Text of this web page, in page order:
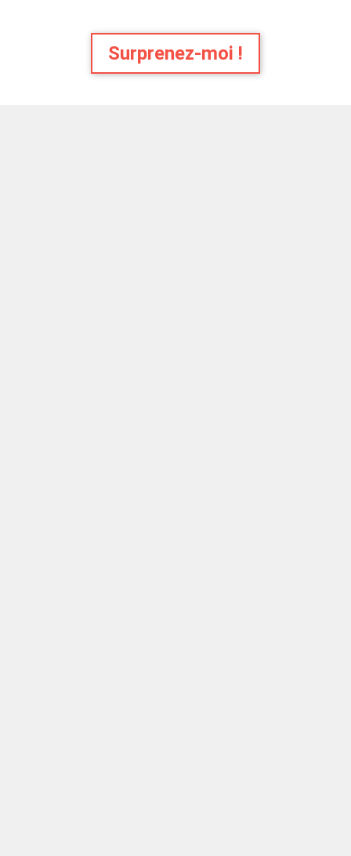
Surprenez-moi !